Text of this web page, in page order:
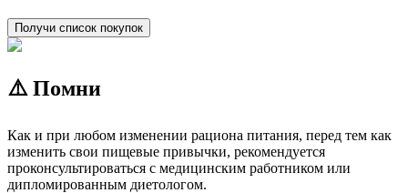
Получи список покупок
⚠️ Помни
Как и при любом изменении рациона питания, перед тем как
изменить свои пищевые привычки, рекомендуется
проконсультироваться с медицинским работником или
дипломированным диетологом.